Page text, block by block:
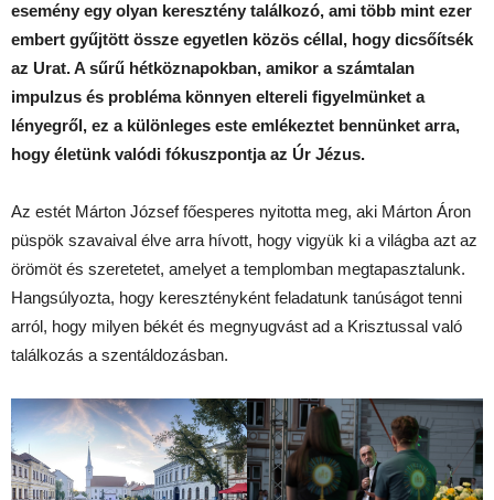
esemény egy olyan keresztény találkozó, ami több mint ezer
embert gyűjtött össze egyetlen közös céllal, hogy dicsőítsék
az Urat. A sűrű hétköznapokban, amikor a számtalan
impulzus és probléma könnyen eltereli figyelmünket a
lényegről, ez a különleges este emlékeztet bennünket arra,
hogy életünk valódi fókuszpontja az Úr Jézus.
Az estét Márton József főesperes nyitotta meg, aki Márton Áron
püspök szavaival élve arra hívott, hogy vigyük ki a világba azt az
örömöt és szeretetet, amelyet a templomban megtapasztalunk.
Hangsúlyozta, hogy keresztényként feladatunk tanúságot tenni
arról, hogy milyen békét és megnyugvást ad a Krisztussal való
találkozás a szentáldozásban.